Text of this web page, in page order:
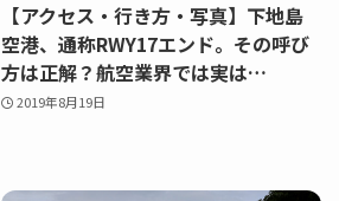
【アクセス・行き方・写真】下地島
空港、通称RWY17エンド。その呼び
方は正解？航空業界では実は…
2019年8月19日